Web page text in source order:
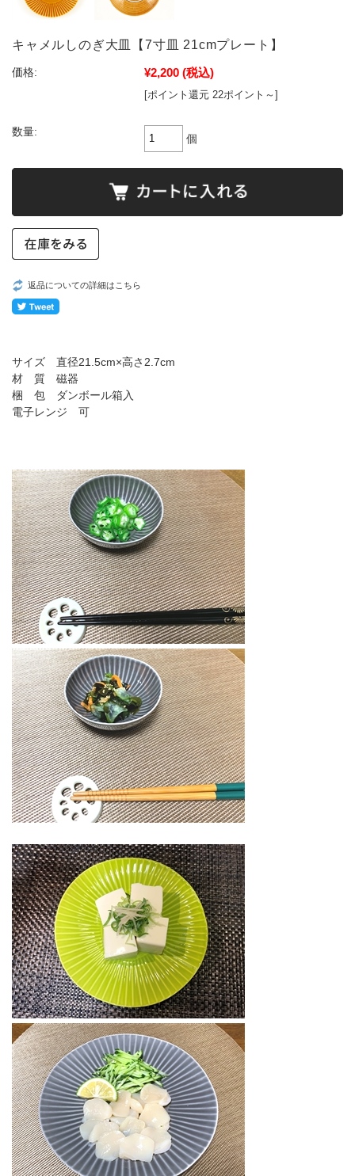
キャメルしのぎ大皿【7寸皿 21cmプレート】
価格: ¥2,200 (税込)
[ポイント還元 22ポイント～]
数量:
個
返品についての詳細はこちら
サイズ 直径21.5cm×高さ2.7cm
材 質 磁器
梱 包 ダンボール箱入
電子レンジ 可